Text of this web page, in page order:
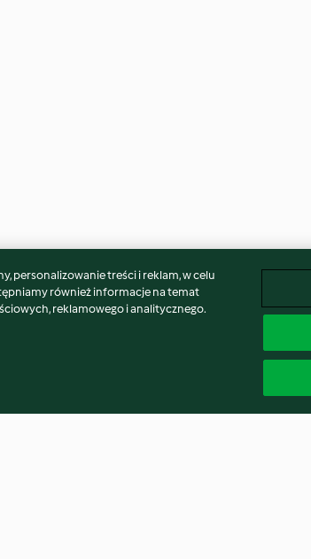
personalizowanie treści i reklam, w celu
również informacje na temat
reklamowego i analitycznego.